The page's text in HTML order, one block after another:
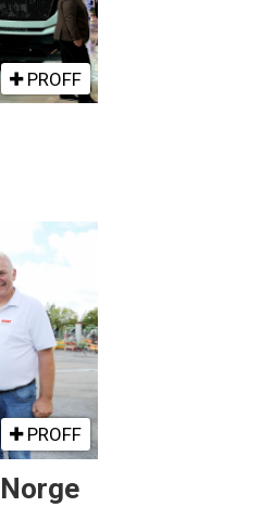
PROFF
PROFF